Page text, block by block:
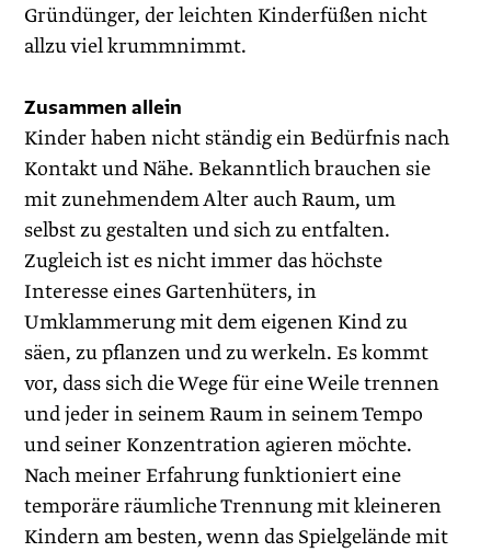
Gründünger, der leichten Kinderfüßen nicht
allzu viel krummnimmt.
Zusammen allein
Kinder haben nicht ständig ein Bedürfnis nach
Kontakt und Nähe. Bekanntlich brauchen sie
mit zunehmendem Alter auch Raum, um
selbst zu gestalten und sich zu entfalten.
Zugleich ist es nicht immer das höchste
Interesse eines Gartenhüters, in
Umklammerung mit dem eigenen Kind zu
säen, zu pflanzen und zu werkeln. Es kommt
vor, dass sich die Wege für eine Weile trennen
und jeder in seinem Raum in seinem Tempo
und seiner Konzentration agieren möchte.
Nach meiner Erfahrung funktioniert eine
temporäre räumliche Trennung mit kleineren
Kindern am besten, wenn das Spielgelände mit